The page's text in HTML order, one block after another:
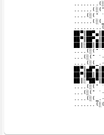
....(░(¯
....(░(¯
...(░(¯
....(░(¯
...(░(¯